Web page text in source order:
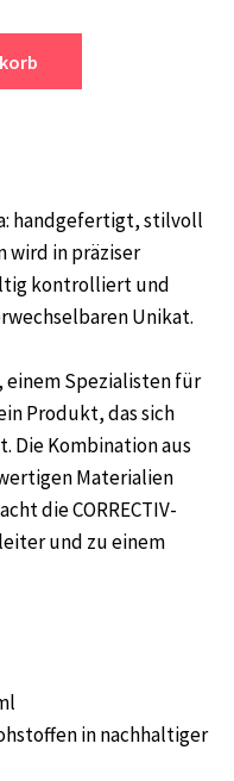
Wert
handgefertigt, stilvoll
wird in präziser
kontrolliert und
Unikat.
einem Spezialisten für
Produkt, das sich
Die Kombination aus
Materialien
die CORRECTIV-
und zu einem
in nachhaltiger